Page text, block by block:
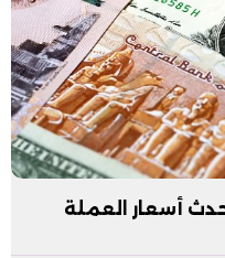
أسعار العملة